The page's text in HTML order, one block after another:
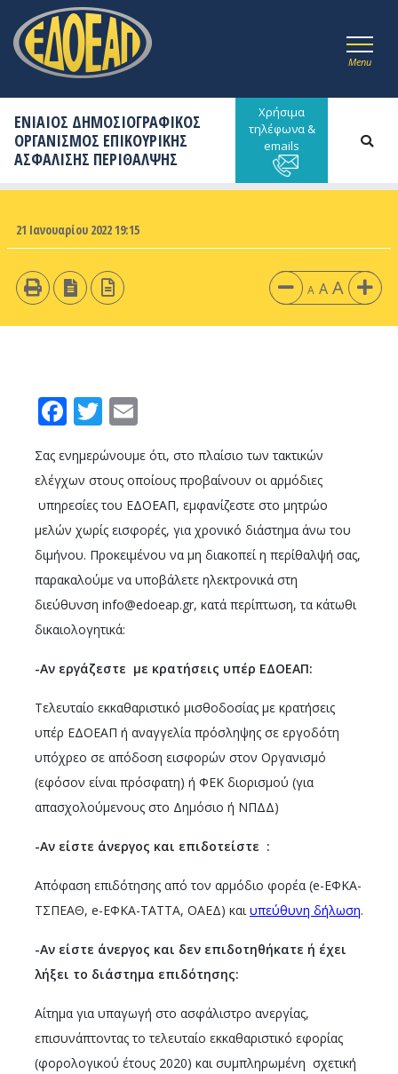
Menu
ΕΝΙΑΙΟΣ ΔΗΜΟΣΙΟΓΡΑΦΙΚΟΣ
ΟΡΓΑΝΙΣΜΟΣ ΕΠΙΚΟΥΡΙΚΗΣ
ΑΣΦΑΛΙΣΗΣ ΠΕΡΙΘΑΛΨΗΣ
Χρήσιμα
τηλέφωνα &
emails
21 Ιανουαρίου 2022 19:15
A A A
Facebook
Twitter
Σας ενημερώνουμε ότι, στο πλαίσιο των τακτικών
ελέγχων στους οποίους προβαίνουν οι αρμόδιες
υπηρεσίες του ΕΔΟΕΑΠ, εμφανίζεστε στο μητρώο
μελών χωρίς εισφορές, για χρονικό διάστημα άνω του
διμήνου. Προκειμένου να μη διακοπεί η περίθαλψή σας,
παρακαλούμε να υποβάλετε ηλεκτρονικά στη
διεύθυνση info@edoeap.gr, κατά περίπτωση, τα κάτωθι
δικαιολογητικά:
-Αν εργάζεστε με κρατήσεις υπέρ ΕΔΟΕΑΠ:
Τελευταίο εκκαθαριστικό μισθοδοσίας με κρατήσεις
υπέρ ΕΔΟΕΑΠ ή αναγγελία πρόσληψης σε εργοδότη
υπόχρεο σε απόδοση εισφορών στον Οργανισμό
(εφόσον είναι πρόσφατη) ή ΦΕΚ διορισμού (για
απασχολούμενους στο Δημόσιο ή ΝΠΔΔ)
-Αν είστε άνεργος και επιδοτείστε :
Απόφαση επιδότησης από τον αρμόδιο φορέα (e-ΕΦΚΑ-
ΤΣΠΕΑΘ, e-ΕΦΚΑ-ΤΑΤΤΑ, ΟΑΕΔ) καιυπεύθυνη δήλωση.
-Αν είστε άνεργος και δεν επιδοτηθήκατε ή έχει
λήξει το διάστημα επιδότησης:
Αίτημα για υπαγωγή στο ασφάλιστρο ανεργίας,
επισυνάπτοντας το τελευταίο εκκαθαριστικό εφορίας
(φορολογικού έτους 2020) και συμπληρωμένη σχετική